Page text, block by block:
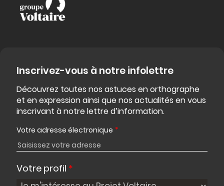
Inscrivez-vous à notre infolettre
Découvrez toutes nos astuces en orthographe
et en expression ainsi que nos actualités en vous
inscrivant à notre lettre d’information.
Votre adresse électronique *
Votre profil *